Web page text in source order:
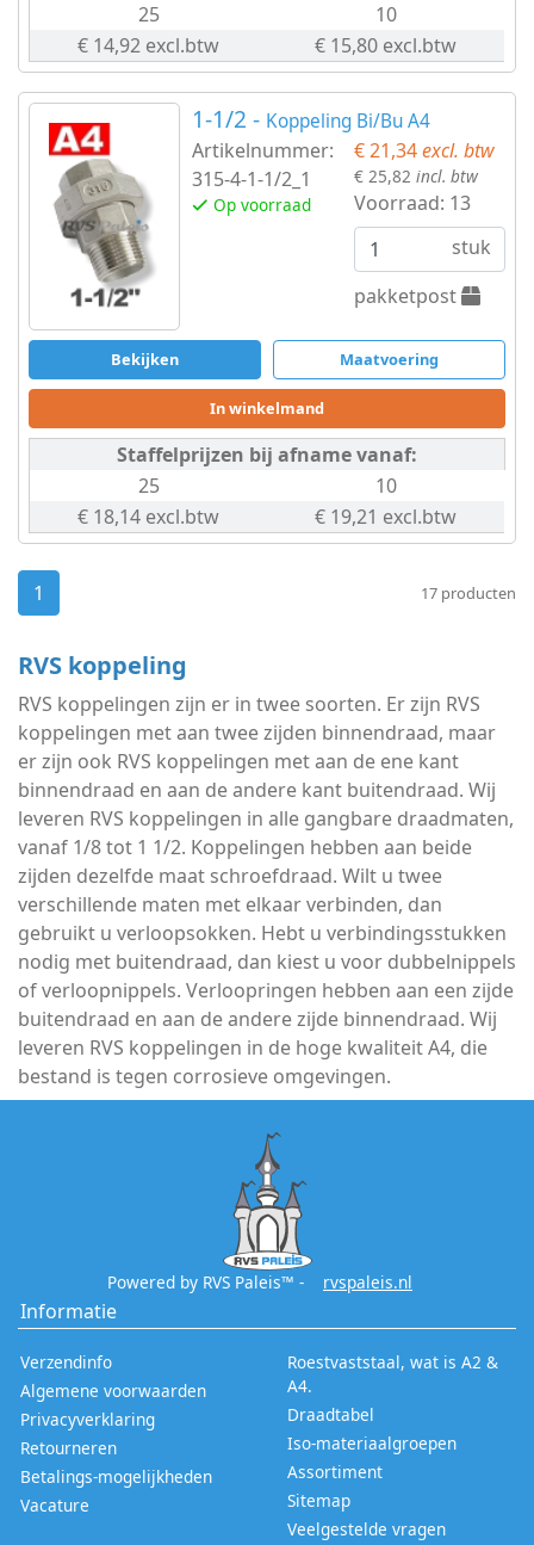
25
10
€ 14,92 excl.btw
€ 15,80 excl.btw
1-1/2 - Koppeling Bi/Bu A4
Artikelnummer:
315-4-1-1/2_1
Op voorraad
€ 21,34excl. btw
€ 25,82 incl. btw
Voorraad: 13
stuk
pakketpost
Bekijken Maatvoering
In winkelmand
Staffelprijzen bij afname vanaf:
25
10
€ 18,14 excl.btw
€ 19,21 excl.btw
1 17 producten
RVS koppeling
RVS koppelingen zijn er in twee soorten. Er zijn RVS
koppelingen met aan twee zijden binnendraad, maar
er zijn ook RVS koppelingen met aan de ene kant
binnendraad en aan de andere kant buitendraad. Wij
leveren RVS koppelingen in alle gangbare draadmaten,
vanaf 1/8 tot 1 1/2. Koppelingen hebben aan beide
zijden dezelfde maat schroefdraad. Wilt u twee
verschillende maten met elkaar verbinden, dan
gebruikt u verloopsokken. Hebt u verbindingsstukken
nodig met buitendraad, dan kiest u voor dubbelnippels
of verloopnippels. Verloopringen hebben aan een zijde
buitendraad en aan de andere zijde binnendraad. Wij
leveren RVS koppelingen in de hoge kwaliteit A4, die
bestand is tegen corrosieve omgevingen.
Powered by RVS Paleis™ - rvspaleis.nl
Informatie
Verzendinfo
Algemene voorwaarden
Privacyverklaring
Retourneren
Betalings-mogelijkheden
Vacature
Roestvaststaal, wat is A2 &
A4.
Draadtabel
Iso-materiaalgroepen
Assortiment
Sitemap
Veelgestelde vragen